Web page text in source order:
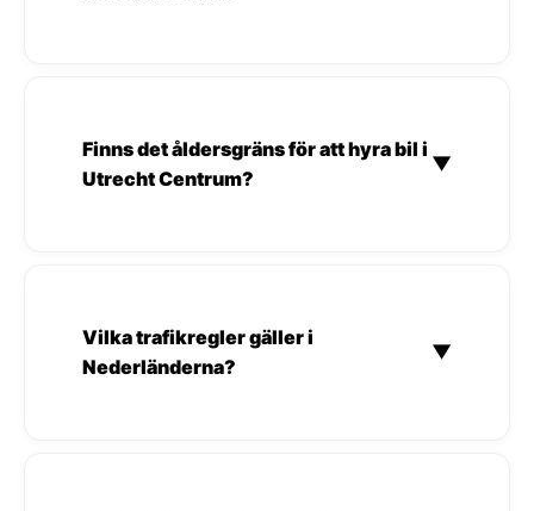
Finns det åldersgräns för att hyra bil i
Utrecht Centrum?
▼
Vilka trafikregler gäller i
Nederländerna?
▼